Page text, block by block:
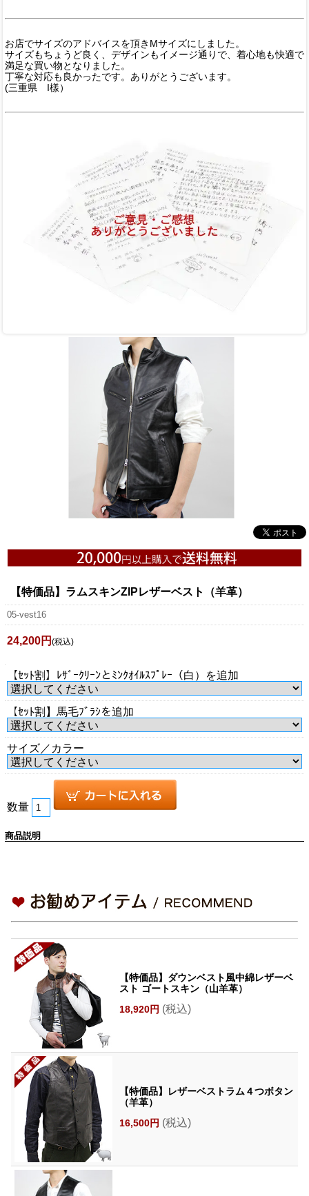
お店でサイズのアドバイスを頂きMサイズにしました。
サイズもちょうど良く、デザインもイメージ通りで、着心地も快適で
満足な買い物となりました。
丁寧な対応も良かったです。ありがとうございます。
(三重県 I樣）
【特価品】ラムスキンZIPレザーベスト（羊革）
05-vest16
24,200円 (税込)
【ｾｯﾄ割】ﾚｻﾞｰｸﾘｰﾝとﾐﾝｸｵｲﾙｽﾌﾟﾚｰ（白）を追加
【ｾｯﾄ割】馬毛ﾌﾞﾗｼを追加
サイズ／カラー
数量
商品説明
【特価品】ダウンベスト風中綿レザーベ
スト ゴートスキン（山羊革）
18,920円 (税込)
【特価品】レザーベストラム４つボタン
（羊革）
16,500円 (税込)